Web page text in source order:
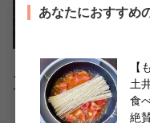
えのきだけのうす味煮
です。
あなたにおすすめ
【
土
食
絶